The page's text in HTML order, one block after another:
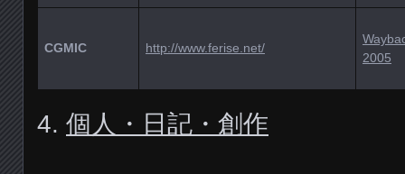
CGMIC http://www.ferise.net/
2005
4. 個人・日記・創作